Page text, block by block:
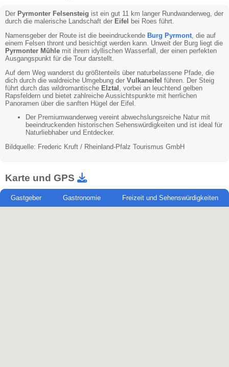
Der Pyrmonter Felsensteig ist ein gut 11 km langer Rundwanderweg, der
durch die malerische Landschaft der Eifel
bei Roes führt.
Namensgeber der Route ist die beeindruckende Burg Pyrmont , die auf
einem Felsen thront und besichtigt werden kann. Unweit der Burg liegt die
Pyrmonter Mühle mit ihrem idyllischen Wasserfall, der einen perfekten
Ausgangspunkt für die Tour darstellt.
Auf dem Weg wanderst du größtenteils über naturbelassene Pfade, die
dich durch die waldreiche Umgebung der Vulkaneifel führen. Der Steig
führt durch das wildromantische Elztal , vorbei an leuchtend gelben
Rapsfeldern und bietet zahlreiche Aussichtspunkte mit herrlichen
Panoramen über die sanften Hügel der Eifel.
Der Premiumwanderweg vereint abwechslungsreiche Natur mit
beeindruckenden historischen Sehenswürdigkeiten und ist ideal für
Naturliebhaber und Entdecker.
Bildquelle: Frederic Kruft / Rheinland-Pfalz Tourismus GmbH
Karte und GPS
Gastgeber Gastronomie Freizeit und Sehenswürdigkeiten